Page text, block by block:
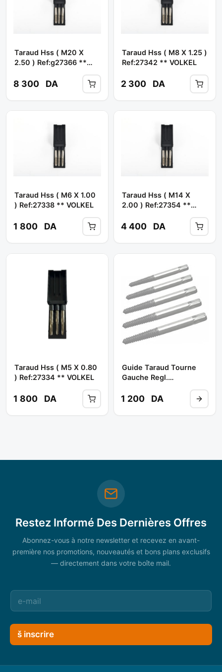
Taraud Hss ( M20 X
2.50 ) Ref:g27366 **
8 300 DA
Taraud Hss ( M8 X 1.25 )
Ref:27342 ** VOLKEL
2 300 DA
Taraud Hss ( M6 X 1.00
) Ref:27338 ** VOLKEL
1 800 DA
Taraud Hss ( M14 X
2.00 ) Ref:27354 **
4 400 DA
Taraud Hss ( M5 X 0.80
) Ref:27334 ** VOLKEL
1 800 DA
Guide Taraud Tourne
Gauche Regl.
VOLKEL
1 200 DA
Restez Informé Des Dernières Offres
Abonnez-vous à notre newsletter et recevez en avant-
première nos promotions, nouveautés et bons plans exclusifs
— directement dans votre boîte mail.
š inscrire